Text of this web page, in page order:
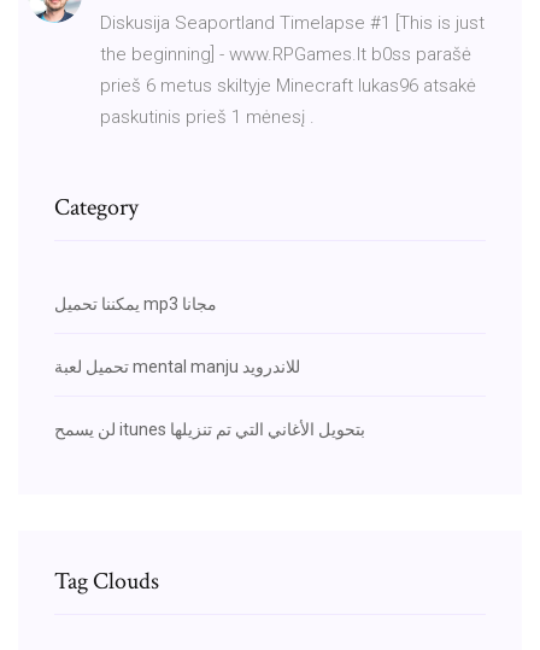
Diskusija Seaportland Timelapse #1 [This is just
the beginning] - www.RPGames.lt b0ss parašė
prieš 6 metus skiltyje Minecraft lukas96 atsakė
paskutinis prieš 1 mėnesį .
Category
يمكننا تحميل mp3 مجانا
تحميل لعبة mental manju للاندرويد
لن يسمح itunes بتحويل الأغاني التي تم تنزيلها
Tag Clouds